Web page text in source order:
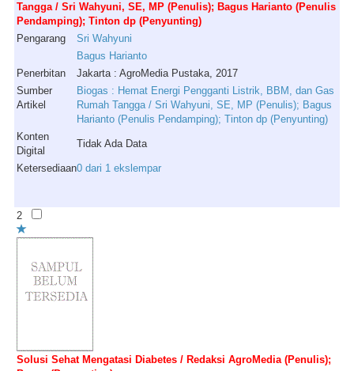
Tangga / Sri Wahyuni, SE, MP (Penulis); Bagus Harianto (Penulis
Pendamping); Tinton dp (Penyunting)
Pengarang
Sri Wahyuni
Bagus Harianto
Penerbitan
Jakarta : AgroMedia Pustaka, 2017
Sumber
Artikel
Biogas : Hemat Energi Pengganti Listrik, BBM, dan Gas
Rumah Tangga / Sri Wahyuni, SE, MP (Penulis); Bagus
Harianto (Penulis Pendamping); Tinton dp (Penyunting)
Konten
Digital
Tidak Ada Data
Ketersediaan0 dari 1 ekslempar
2
Solusi Sehat Mengatasi Diabetes / Redaksi AgroMedia (Penulis);